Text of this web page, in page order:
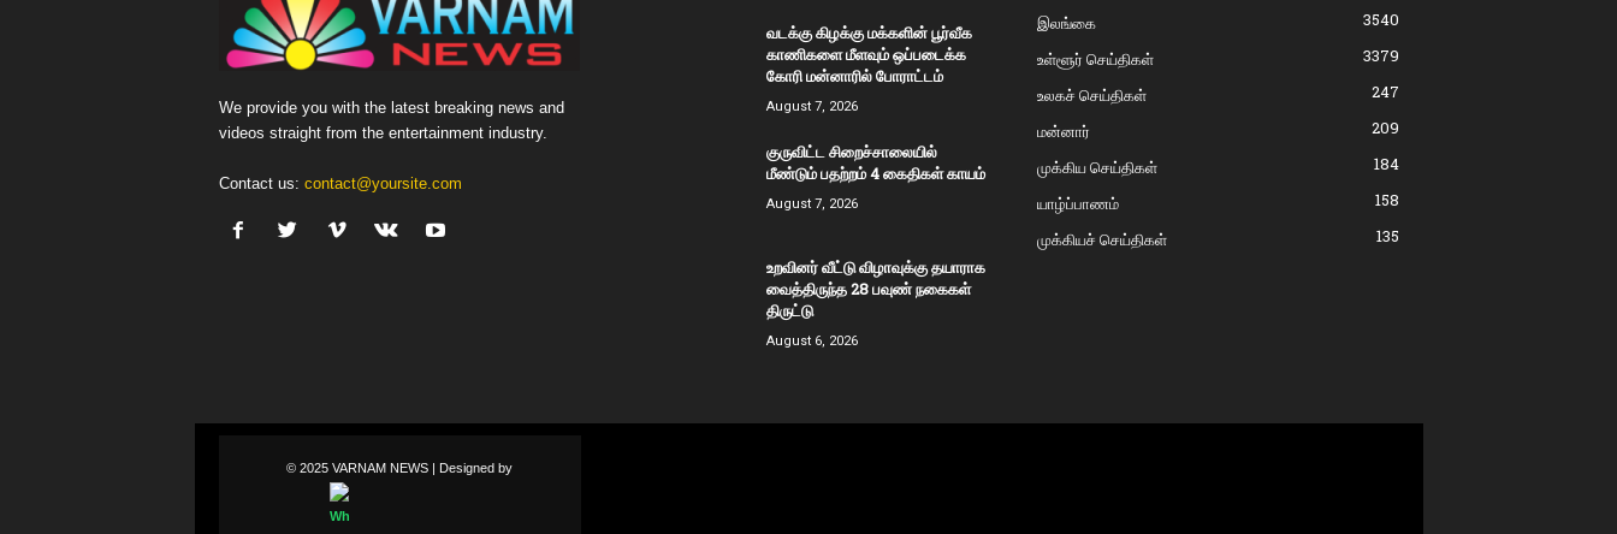
We provide you with the latest breaking news and
videos straight from the entertainment industry.
Contact us: contact@yoursite.com
வடக்கு கிழக்கு மக்களின் பூர்வீக
காணிகளை மீளவும் ஒப்படைக்க
கோரி மன்னாரில் போராட்டம்
August 7, 2026
குருவிட்ட சிறைச்சாலையில்
மீண்டும் பதற்றம் 4 கைதிகள் காயம்
August 7, 2026
உறவினர் வீட்டு விழாவுக்கு தயாராக
வைத்திருந்த 28 பவுண் நகைகள்
திருட்டு
August 6, 2026
இலங்கை
3540
உள்ளூர் செய்திகள்
3379
உலகச் செய்திகள்
247
மன்னார்
209
முக்கிய செய்திகள்
184
யாழ்ப்பாணம்
158
முக்கியச் செய்திகள்
135
© 2025 VARNAM NEWS | Designed by